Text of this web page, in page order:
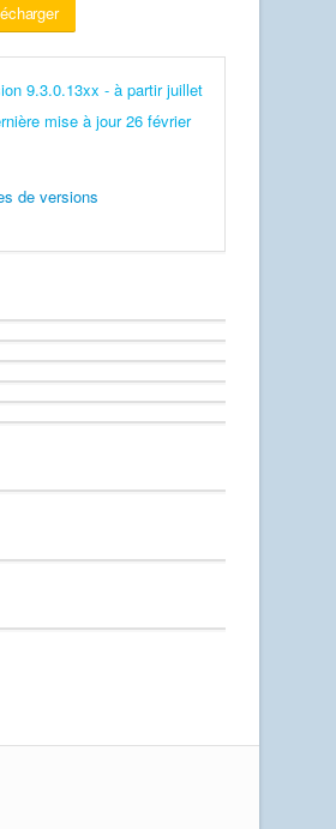
9.3.0.13xx - à partir juillet
mise à jour 26 février
de versions